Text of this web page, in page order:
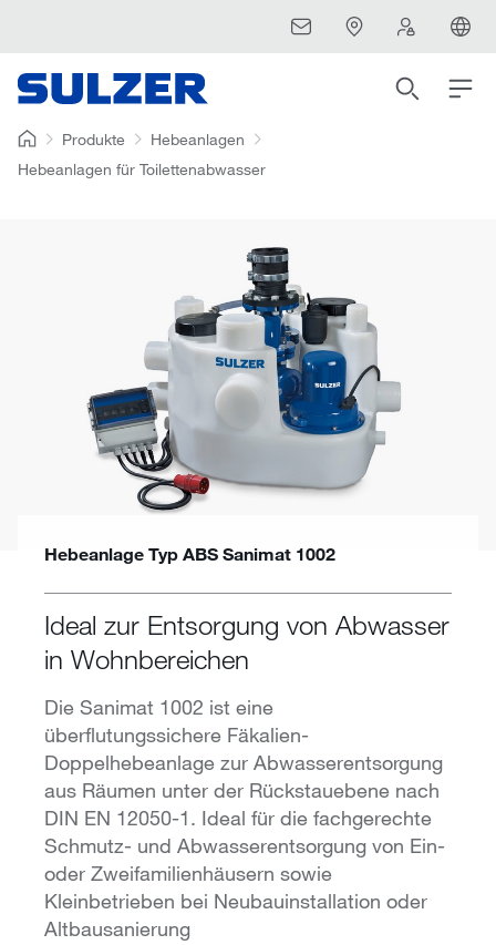
Produkte
Hebeanlagen
Hebeanlagen für Toilettenabwasser
Hebeanlage Typ ABS Sanimat 1002
Ideal zur Entsorgung von Abwasser
in Wohnbereichen
Die Sanimat 1002 ist eine
überflutungssichere Fäkalien-
Doppelhebeanlage zur Abwasserentsorgung
aus Räumen unter der Rückstauebene nach
DIN EN 12050-1. Ideal für die fachgerechte
Schmutz- und Abwasserentsorgung von Ein-
oder Zweifamilienhäusern sowie
Kleinbetrieben bei Neubauinstallation oder
Altbausanierung